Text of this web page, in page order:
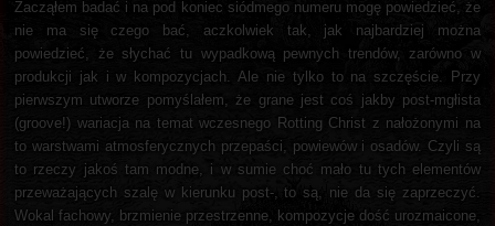
Zacząłem badać i na pod koniec siódmego numeru mogę powiedzieć, że
nie ma się czego bać, aczkolwiek tak, jak najbardziej można
powiedzieć, że słychać tu wypadkową pewnych trendów, zarówno w
produkcji jak i w kompozycjach. Ale nie tylko to na szczęście. Przy
pierwszym utworze pomyślałem, że grane jest coś jakby post-mgłista
(groove!) wariacja na temat wczesnego Rotting Christ z nałożonymi na
to warstwami atmosferycznych przepaści, powiewów i osadów. Czyli są
to rzeczy jakoś tam modne, i w sumie choć mało tu tych elementów
przeważających szalę w kierunku post-, to są, nie da się zaprzeczyć.
Wokal fachowy, brzmienie przestrzenne, kompozycje dość urozmaicone,